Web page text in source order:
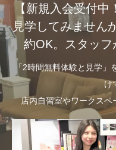
【新規入会受付中
見学してみません
約OK。スタッ
「2時間無料体験と見学
け
店内自習室やワークス